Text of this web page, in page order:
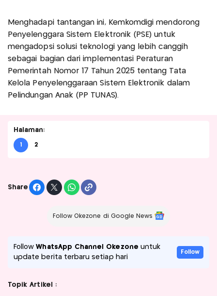
Menghadapi tantangan ini, Kemkomdigi mendorong
Penyelenggara Sistem Elektronik (PSE) untuk
mengadopsi solusi teknologi yang lebih canggih
sebagai bagian dari implementasi Peraturan
Pemerintah Nomor 17 Tahun 2025 tentang Tata
Kelola Penyelenggaraan Sistem Elektronik dalam
Pelindungan Anak (PP TUNAS).
Halaman:
1 2
Share
Follow Okezone di Google News
FollowWhatsApp Channel Okezone untuk
update berita terbaru setiap hari
Follow
Topik Artikel :